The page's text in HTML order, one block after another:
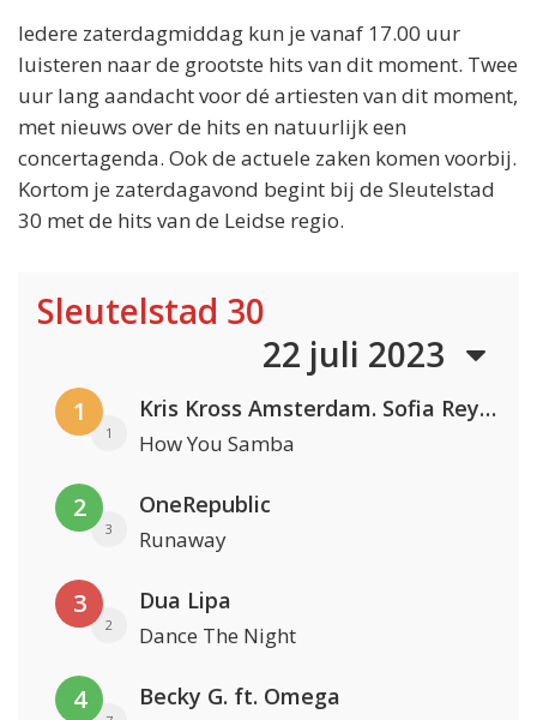
Iedere zaterdagmiddag kun je vanaf 17.00 uur
luisteren naar de grootste hits van dit moment. Twee
uur lang aandacht voor dé artiesten van dit moment,
met nieuws over de hits en natuurlijk een
concertagenda. Ook de actuele zaken komen voorbij.
Kortom je zaterdagavond begint bij de Sleutelstad
30 met de hits van de Leidse regio.
Sleutelstad 30
22 juli 2023
1
1
Kris Kross Amsterdam. Sofia Reyes & Tinie Tempah
How You Samba
2
3
OneRepublic
Runaway
3
2
Dua Lipa
Dance The Night
4 Becky G. ft. Omega